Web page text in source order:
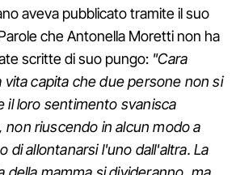
aveva pubblicato tramite il suo
che Antonella Moretti non ha
scritte di suo pungo: "Cara
vita capita che due persone non si
il loro sentimento svanisca
riuscendo in alcun modo a
di allontanarsi l'uno dall'altra. La